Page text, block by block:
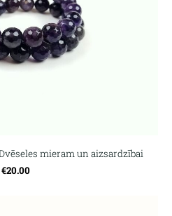
mieram un aizsardzībai
€20.00